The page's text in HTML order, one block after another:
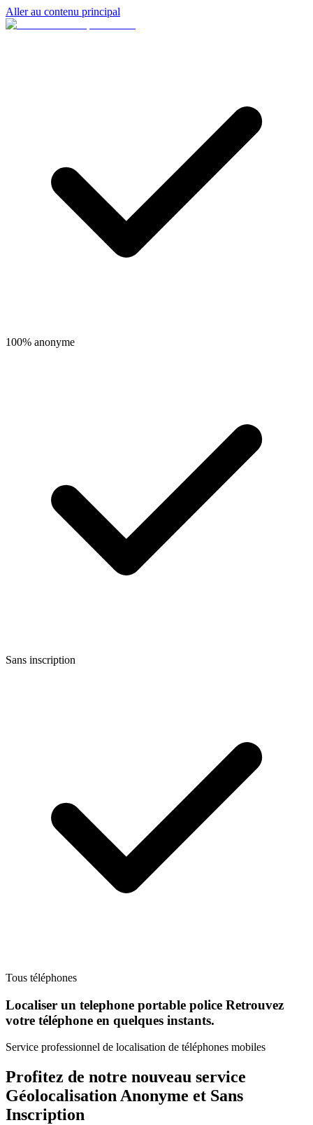
Aller au contenu principal
100% anonyme
Sans inscription
Tous téléphones
Localiser un telephone portable police Retrouvez
votre téléphone en quelques instants.
Service professionnel de localisation de téléphones mobiles
Profitez de notre nouveau service
Géolocalisation Anonyme et Sans
Inscription